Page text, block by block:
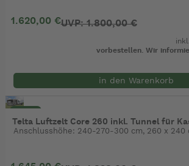
1.620,00 €UVP: 1.800,00 €
vorbestellen. Wir
in den Warenkorb
Telta Luftzelt Core 260 inkl. Tunnel für
Anschlusshöhe: 240-270-300 cm, 260 x 240